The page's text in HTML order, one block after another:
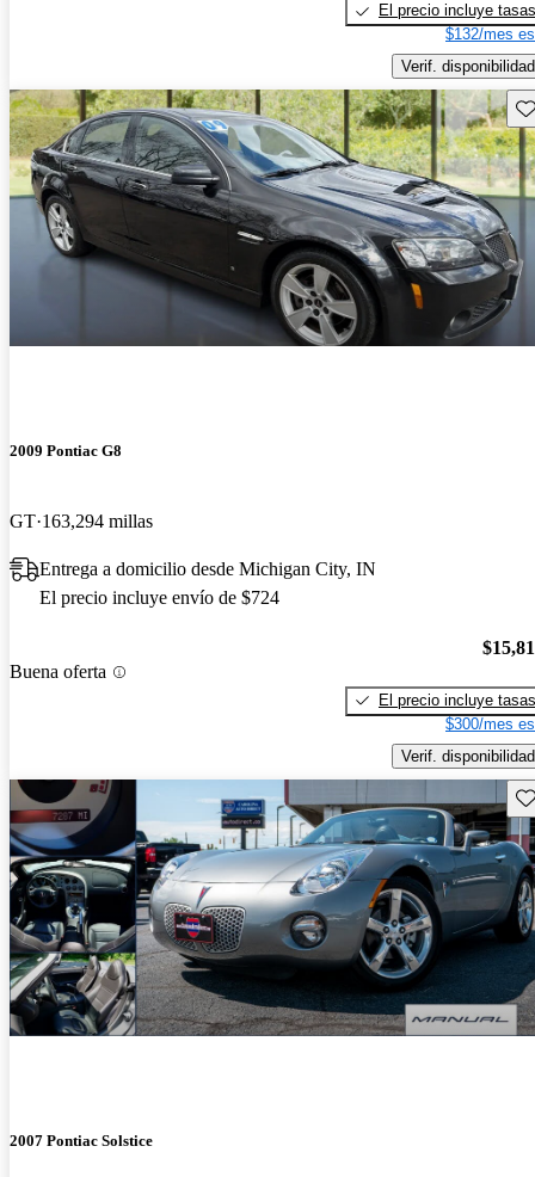
El precio incluye tasas
$132/mes
Verif. disponibilidad
2009 Pontiac G8
GT 163,294 millas
Entrega a domicilio desde Michigan City, IN
El precio incluye envío de $724
Buena oferta
El precio incluye tasas
$300/mes
Verif. disponibilidad
2007 Pontiac Solstice